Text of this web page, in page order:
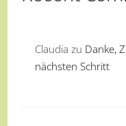
Claudia zu Danke,
nächsten Schritt